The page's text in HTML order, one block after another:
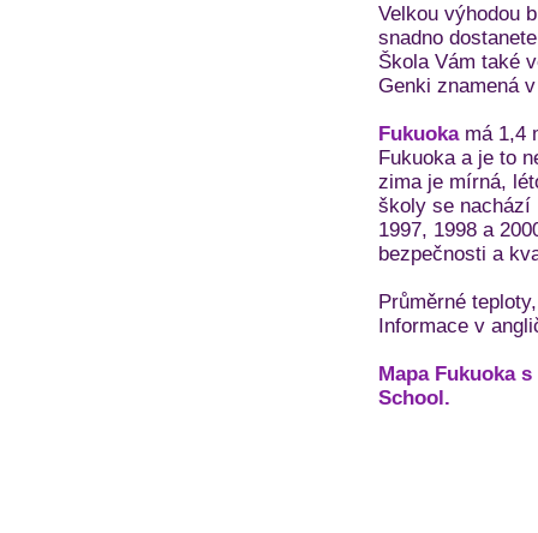
Velkou výhodou
snadno
Škola Vám také
Genki znamená
Fukuokamá 1,4
Fukuoka a je to
zima je mírná,
školy se nachází
1997, 1998 a
bezpečnosti a
Průměrné
Informace v
Mapa Fukuoka
School.